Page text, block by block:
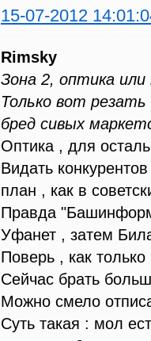
15-07-2012
Rimsky
Зона 2, оптика
Только вот
бред сивых
Оптика , для
Видать
план , как в
Правда
Уфанет , затем
Поверь , как
Сейчас брать
Можно смело
Суть такая : мол